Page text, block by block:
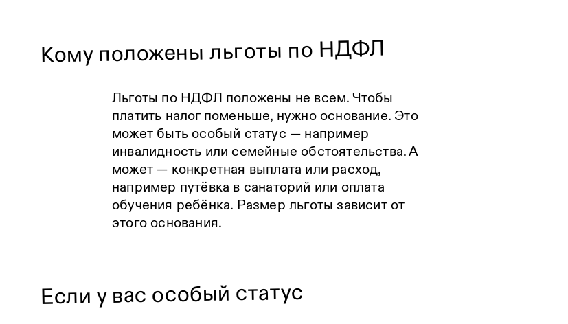
Кому положены льготы по НДФЛ
Льготы по НДФЛ положены не всем. Чтобы
платить налог поменьше, нужно основание. Это
может быть особый статус — например
инвалидность или семейные обстоятельства. А
может — конкретная выплата или расход,
например путёвка в санаторий или оплата
обучения ребёнка. Размер льготы зависит от
этого основания.
Если у вас особый статус